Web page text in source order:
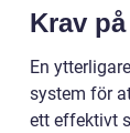
Krav
En
system för
ett effektivt